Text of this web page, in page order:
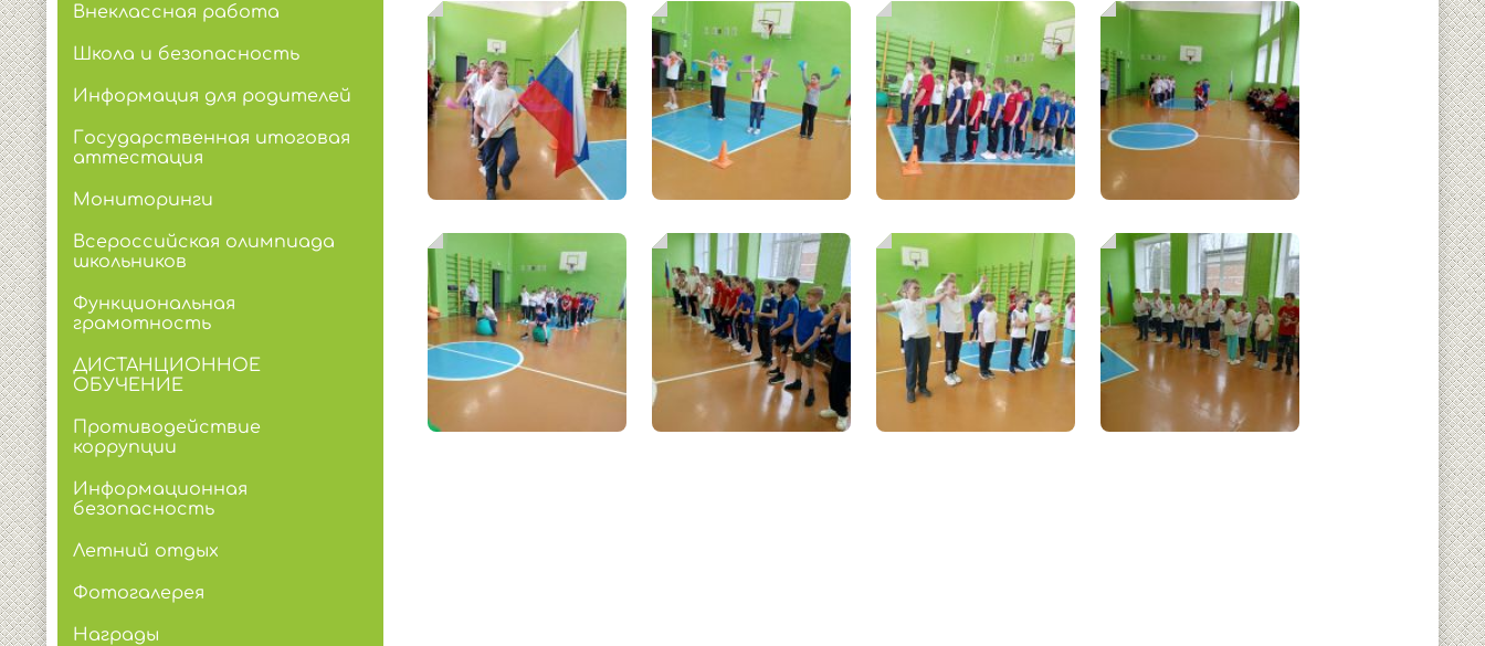
Внеклассная работа
Школа и безопасность
Информация для родителей
Государственная итоговая
аттестация
Мониторинги
Всероссийская олимпиада
школьников
Функциональная
грамотность
ДИСТАНЦИОННОЕ
ОБУЧЕНИЕ
Противодействие
коррупции
Информационная
безопасность
Летний отдых
Фотогалерея
Награды